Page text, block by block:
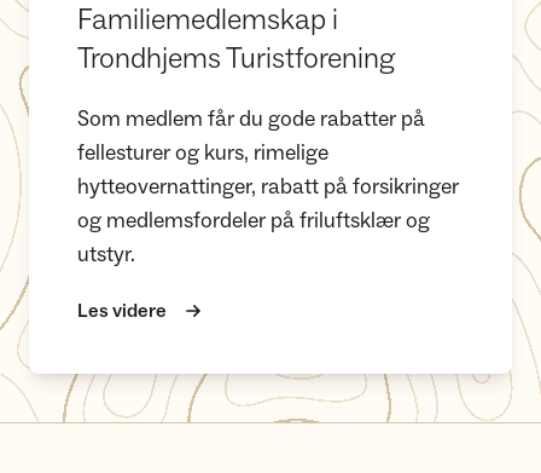
Familiemedlemskap i
Trondhjems Turistforening
Som medlem får du gode rabatter på
fellesturer og kurs, rimelige
hytteovernattinger, rabatt på forsikringer
og medlemsfordeler på friluftsklær og
utstyr.
Les videre